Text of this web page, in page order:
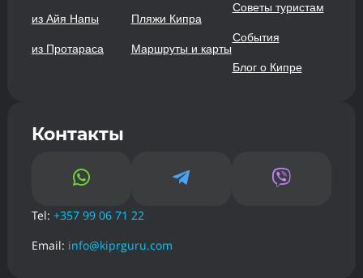
из Айя Напы
из Протараса
Пляжи Кипра
Маршруты и карты
Советы туристам
События
Блог о Кипре
Контакты
  
Tel: +357 99 06 71 22
Email: info@kiprguru.com